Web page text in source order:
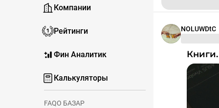
Компании
Рейтинги
Фин Аналитик
Калькуляторы
FAQО БАЗАР
NOLUWDtC